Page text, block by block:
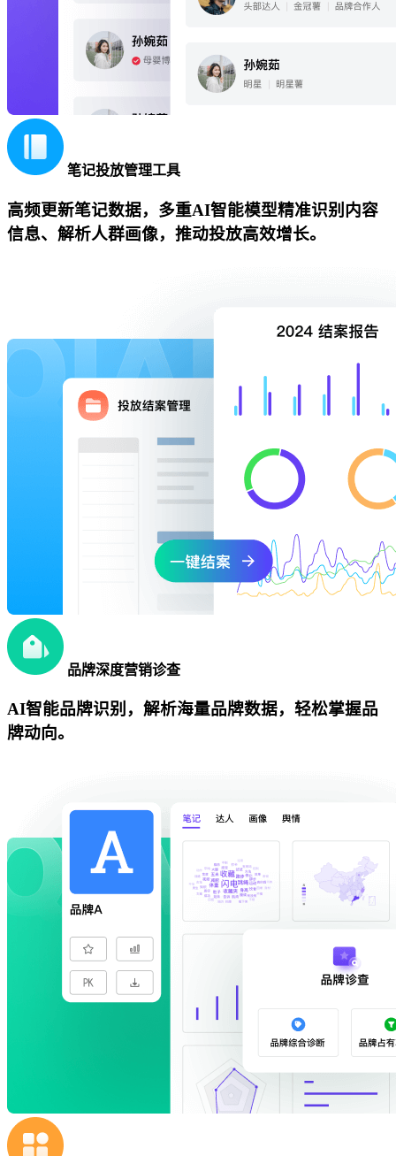
笔记投放管理工具
高频更新笔记数据，多重AI智能模型精准识别内容
信息、解析人群画像，推动投放高效增长。
品牌深度营销诊查
AI智能品牌识别，解析海量品牌数据，轻松掌握品
牌动向。